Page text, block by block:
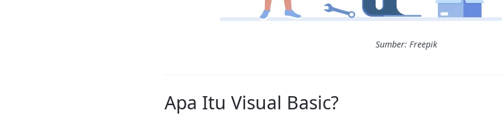
Sumber: Freepik
Apa Itu Visual Basic?